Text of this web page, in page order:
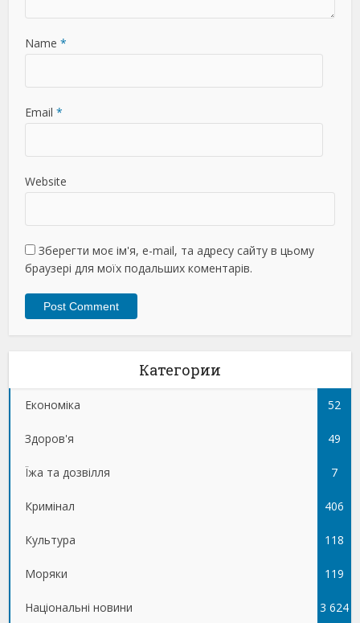
Name *
Email *
Website
Зберегти моє ім'я, e-mail, та адресу сайту в цьому
браузері для моїх подальших коментарів.
Категории
Економіка 52
Здоров'я 49
Їжа та дозвілля 7
Кримінал 406
Культура 118
Моряки 119
Національні новини 3 624